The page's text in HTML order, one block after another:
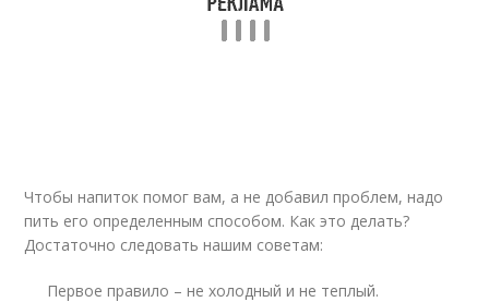
Чтобы напиток помог вам, а не добавил проблем, надо
пить его определенным способом. Как это делать?
Достаточно следовать нашим советам:
Первое правило – не холодный и не теплый.